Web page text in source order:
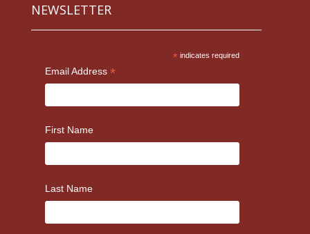
NEWSLETTER
* indicates required
Email Address *
First Name
Last Name